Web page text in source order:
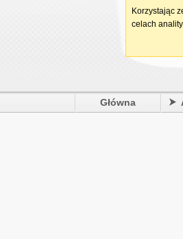
Główna
Korzystając
celach